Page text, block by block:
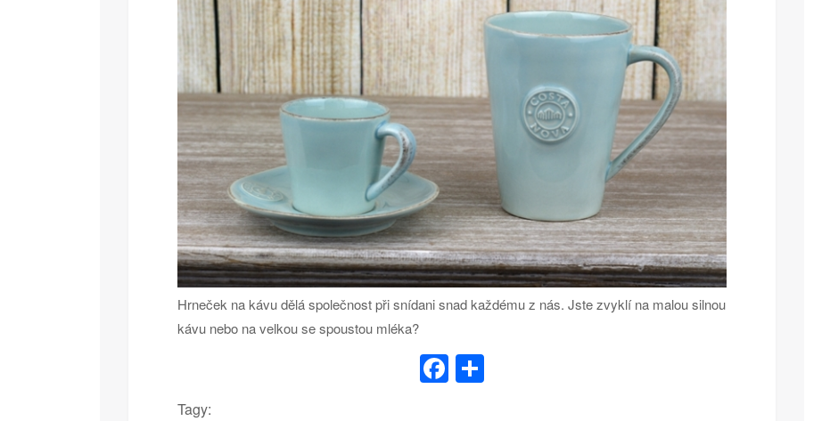
Hrneček na kávu dělá společnost při snídani snad každému z nás. Jste zvyklí na malou silnou
kávu nebo na velkou se spoustou mléka?
Facebook
Share
Tagy: